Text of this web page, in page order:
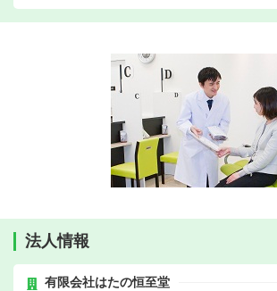
法人情報
有限会社はたの恒至堂